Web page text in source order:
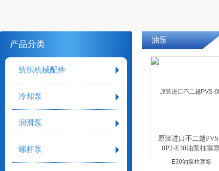
产品分类
纺织机械配件
冷却泵
润滑泵
螺杆泵
油泵
原装进口不二越
8P2-E30油泵柱